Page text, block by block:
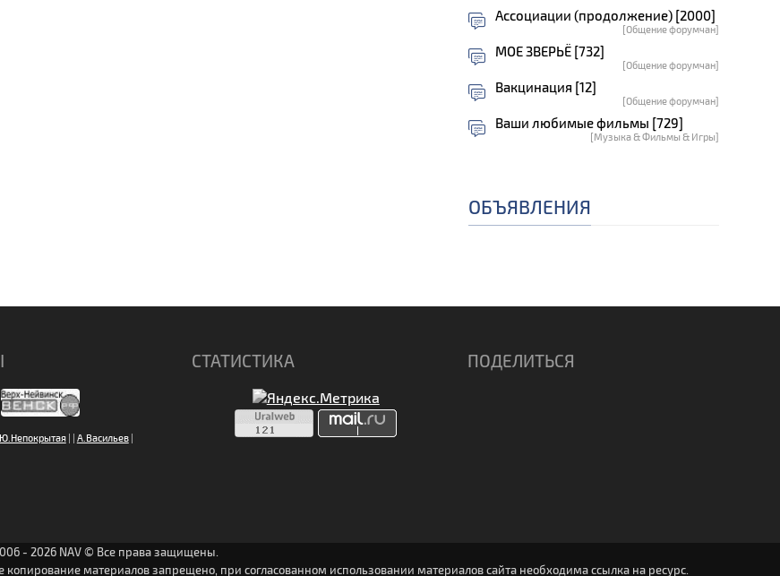
Ассоциации (продолжение) [2000]
[Общение форумчан]
МОЕ ЗВЕРЬЁ [732]
[Общение форумчан]
Вакцинация [12]
[Общение форумчан]
Ваши любимые фильмы [729]
[Музыка & Фильмы & Игры]
ОБЪЯВЛЕНИЯ
Ю.Непокрытая| | А.Васильев|
СТАТИСТИКА ПОДЕЛИТЬСЯ
- 2026 NAV © Все права защищены.
копирование материалов запрещено, при согласованном использовании материалов сайта необходима ссылка на ресурс.